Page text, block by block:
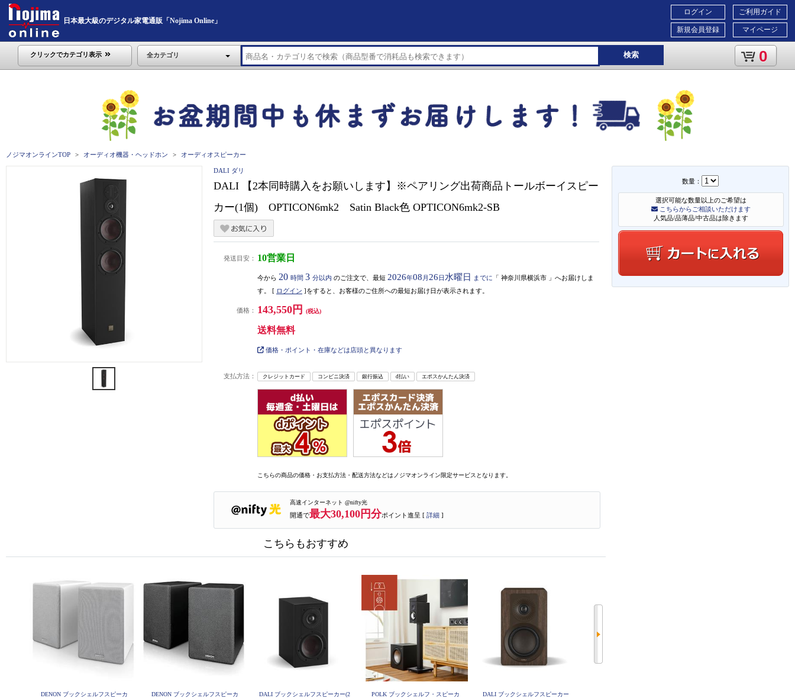
日本最大級のデジタル家電通販「Nojima Online」
ご利用ガイド
マイページ
ログイン
新規会員登録
クリックでカテゴリ表示 全カテゴリ 検索 0
ノジマオンラインTOP オーディオ機器・ヘッドホン オーディオスピーカー
数量：
選択可能な数量以上のご希望は
こちらからご相談いただけます
人気品/品薄品/中古品は除きます
DALI ダリ
DALI 【2本同時購入をお願いします】※ペアリング出荷商品トールボーイスピー
カー(1個) OPTICON6mk2 Satin Black色 OPTICON6mk2-SB
発送目安： 10営業日
今から 20 時間 3 分以内 のご注文で、最短 2026年08 月 26日 水曜日 までに 「 神奈川県横浜市 」 へお届けしま
す。 [ ログイン ]をすると、お客様のご住所への最短お届け日が表示されます。
価格： 143,550円 (税込)
送料無料
価格・ポイント・在庫などは店頭と異なります
支払方法： クレジットカード コンビニ決済 銀行振込 d払い エポスかんたん決済
こちらの商品の価格・お支払方法・配送方法などはノジマオンライン限定サービスとなります。
高速インターネット @nifty光
開通で最大30,100円分ポイント進呈 [ 詳細 ]
こちらもおすすめ
DENON ブックシェルフスピーカ
DENON ブックシェルフスピーカ
DALI ブックシェルフスピーカー(2
POLK ブックシェルフ・スピーカ
DALI ブックシェルフスピーカー